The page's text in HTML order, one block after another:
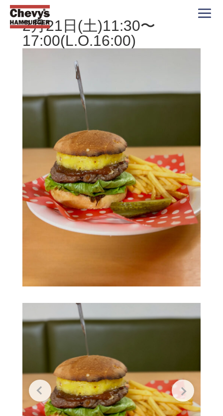
2月21日(土)11:30〜
17:00(L.O.16:00)